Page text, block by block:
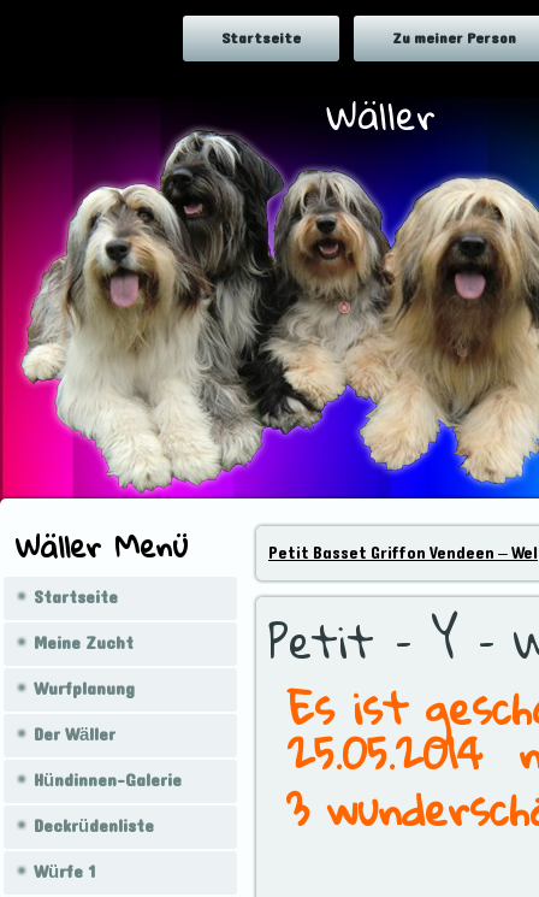
Startseite Zu meiner Person
Wäller
Wäller Menü
Startseite
Meine Zucht
Wurfplanung
Der Wäller
Hündinnen-Galerie
Deckrüdenliste
Würfe 1
Petit Basset Griffon Vendeen –
Petit – Y –
Es ist
25.05.2014
3